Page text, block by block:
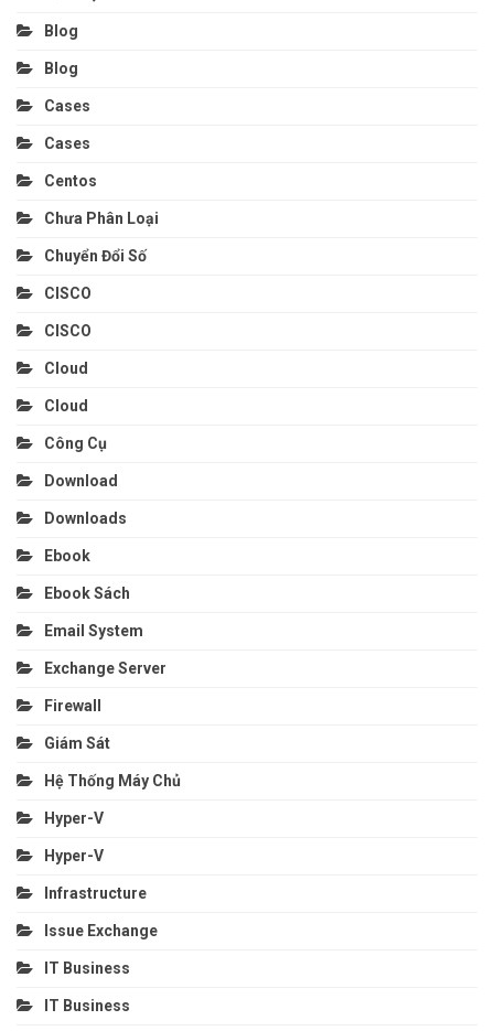
Blog
Blog
Cases
Cases
Centos
Chưa Phân Loại
Chuyển Đổi Số
CISCO
CISCO
Cloud
Cloud
Công Cụ
Download
Downloads
Ebook
Ebook Sách
Email System
Exchange Server
Firewall
Giám Sát
Hệ Thống Máy Chủ
Hyper-V
Hyper-V
Infrastructure
Issue Exchange
IT Business
IT Business